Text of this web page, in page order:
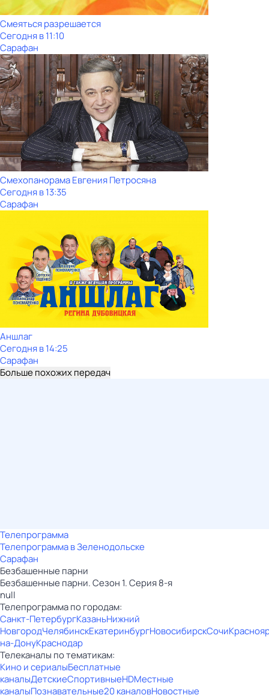
Смеяться разрешается
Сегодня в 11:10
Сарафан
Смехопанорама Евгения Петросяна
Сегодня в 13:35
Сарафан
Аншлаг
Сегодня в 14:25
Сарафан
Больше похожих передач
Телепрограмма
Телепрограмма в Зеленодольске
Сарафан
Безбашенные парни
Безбашенные парни. Сезон 1. Серия 8-я
null
Телепрограмма по городам:
Санкт-ПетербургКазаньНижний
НовгородЧелябинскЕкатеринбургНовосибирскСочи
на-ДонуКраснодар
Телеканалы по тематикам:
Кино и сериалыБесплатные
каналыДетскиеСпортивныеHDМестные
каналыПознавательные20 каналовНовостные